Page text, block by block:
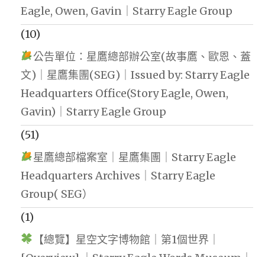
Eagle, Owen, Gavin｜Starry Eagle Group
(10)
公告單位：星鷹總部辦公室(故事鷹、歐恩、蓋
文)｜星鷹集團(SEG)｜Issued by: Starry Eagle
Headquarters Office(Story Eagle, Owen,
Gavin)｜Starry Eagle Group
(51)
星鷹總部檔案室｜星鷹集團｜Starry Eagle
Headquarters Archives｜Starry Eagle
Group( SEG）
(1)
【總覽】星空文字博物館｜第1個世界｜